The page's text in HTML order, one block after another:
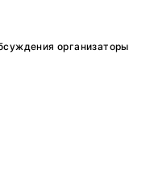
организаторы